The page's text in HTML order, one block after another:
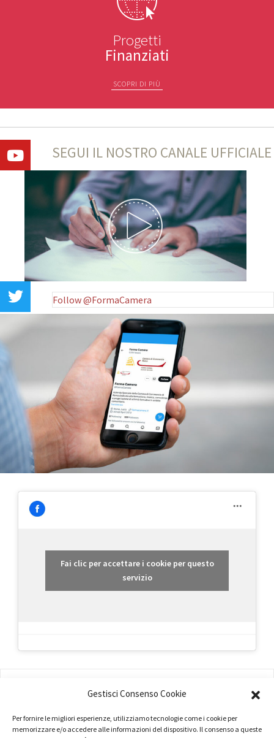
Gestisci Consenso Cookie
Per fornire le migliori esperienze, utilizziamo tecnologie come i cookie per
memorizzare e/o accedere alle informazioni del dispositivo. Il consenso a queste
Progetti
Finanziati
SCOPRI DI PIÙ
SEGUI IL NOSTRO CANALE UFFICIALE
Follow @FormaCamera
Fai clic per accettare i cookie per questo
servizio
TERMINI E CONDIZIONI